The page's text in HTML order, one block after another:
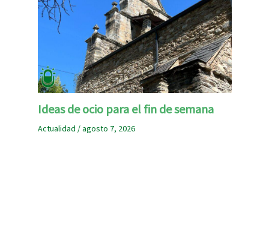
Ideas de ocio para el fin de semana
Actualidad /agosto 7, 2026